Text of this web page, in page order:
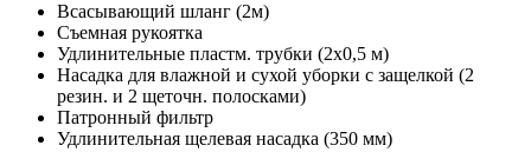
Всасывающий шланг (2м)
Съемная рукоятка
Удлинительные пластм. трубки (2х0,5 м)
Насадка для влажной и сухой уборки с защелкой (2
резин. и 2 щеточн. полосками)
Патронный фильтр
Удлинительная щелевая насадка (350 мм)